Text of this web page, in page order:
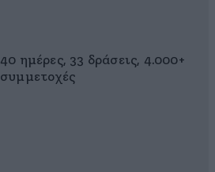
40 ημέρες, 33 δράσεις, 4.000+
συμμετοχές